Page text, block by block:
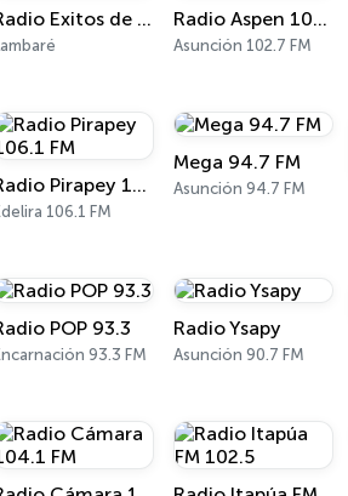
Radio Exitos de Ayer Radio Aspen 102.7 FM
Asunción 102.7 FM
Radio Pirapey 106.1 FM
106.1 FM
Mega 94.7 FM
Asunción 94.7 FM
POP 93.3
93.3 FM
Radio Ysapy
Asunción 90.7 FM